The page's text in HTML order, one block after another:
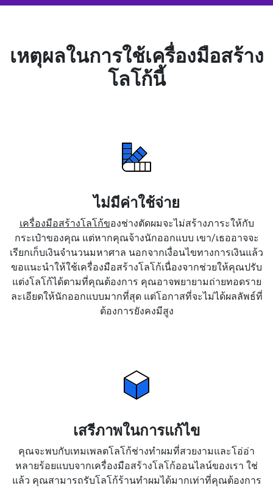
เหตุผลในการใช้เครื่องมือสร้าง
โลโก้นี้
ไม่มีค่าใช้จ่าย
เครื่องมือสร้างโลโก้ของช่างตัดผมจะไม่สร้างภาระให้กับ
กระเป๋าของคุณ แต่หากคุณจ้างนักออกแบบ เขา/เธออาจจะ
เรียกเก็บเงินจำนวนมหาศาล นอกจากเงื่อนไขทางการเงินแล้ว
ขอแนะนำให้ใช้เครื่องมือสร้างโลโก้เนื่องจากช่วยให้คุณปรับ
แต่งโลโก้ได้ตามที่คุณต้องการ คุณอาจพยายามถ่ายทอดราย
ละเอียดให้นักออกแบบมากที่สุด แต่โอกาสที่จะไม่ได้ผลลัพธ์ที่
ต้องการยังคงมีสูง
เสรีภาพในการแก้ไข
คุณจะพบกับเทมเพลตโลโก้ช่างทำผมที่สวยงามและโอ่อ่า
หลายร้อยแบบจากเครื่องมือสร้างโลโก้ออนไลน์ของเรา ใช่
แล้ว คุณสามารถรับโลโก้ร้านทำผมได้มากเท่าที่คุณต้องการ